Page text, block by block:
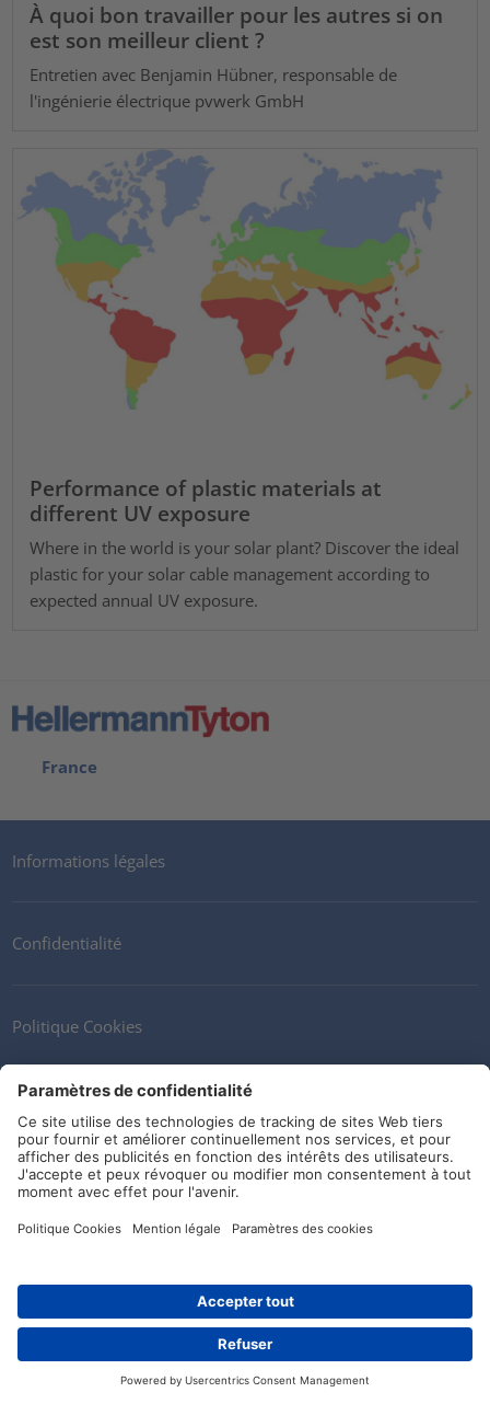
À quoi bon travailler pour les autres si on
est son meilleur client ?
Entretien avec Benjamin Hübner, responsable de
l'ingénierie électrique pvwerk GmbH
Performance of plastic materials at
different UV exposure
Where in the world is your solar plant? Discover the ideal
plastic for your solar cable management according to
expected annual UV exposure.
France
Informations légales
Confidentialité
Politique Cookies
Newsletter
Clients
Conditions de stockage